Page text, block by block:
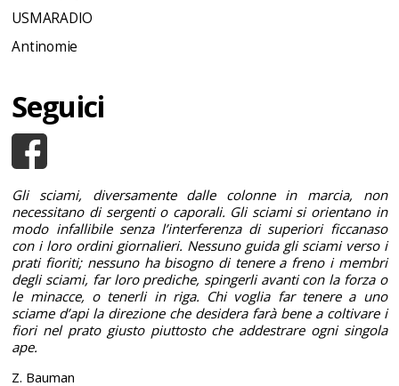
USMARADIO
Antinomie
Seguici
Gli sciami, diversamente dalle colonne in marcia, non
necessitano di sergenti o caporali. Gli sciami si orientano in
modo infallibile senza l’interferenza di superiori ficcanaso
con i loro ordini giornalieri. Nessuno guida gli sciami verso i
prati fioriti; nessuno ha bisogno di tenere a freno i membri
degli sciami, far loro prediche, spingerli avanti con la forza o
le minacce, o tenerli in riga. Chi voglia far tenere a uno
sciame d’api la direzione che desidera farà bene a coltivare i
fiori nel prato giusto piuttosto che addestrare ogni singola
ape.
Z. Bauman